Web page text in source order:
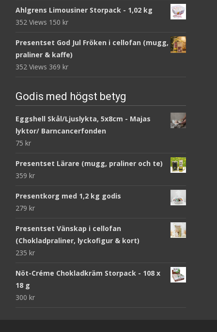
Ahlgrens Limousiner Storpack - 1,02 kg
352 Views 150 kr
Presentset God Jul Fröken i cellofan (mugg,
praliner & kaffe)
352 Views 369 kr
Godis med högst betyg
Eggshell Skål/Ljuslykta, 5x8cm - Majas
lyktor/ Barncancerfonden
75 kr
Presentset Lärare (mugg, praliner och te)
359 kr
Presentkorg med 1,2 kg godis
279 kr
Presentset Vänskap i cellofan
(Chokladpraliner, lyckofigur & kort)
235 kr
Nöt-Créme Chokladkräm Storpack - 108 x
18 g
300 kr